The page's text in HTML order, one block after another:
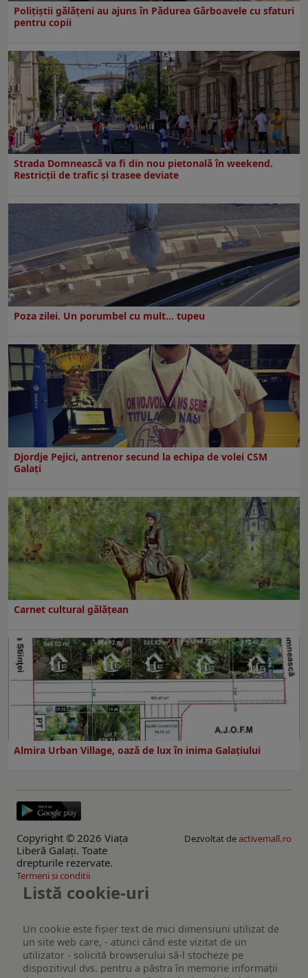
Polițiștii gălățeni au ajuns în Pădurea Gârboavele cu sfaturi
pentru copii
Strada Domnească va fi din nou pietonală în weekend.
Restricţii de trafic şi trasee deviate
Poza zilei. Un porumbel cu mult… tupeu
Djordje Pejici, antrenor secund la echipa de volei CSM
Galați
Carnet cultural gălăţean
Almira Urban Village, oază de lux în inima Galațiului
Copyright © 2026 Viaţa
Liberă Galaţi. Toate
drepturile rezervate.
Dezvoltat deactivemall.ro
Termeni si conditii
Listă cookie-uri
Un cookie este fişier text de mici dimensiuni utilizat de
un site web care, - atunci când este vizitat de un
utilizator - solicită browserului să-l stocheze pe
dispozitivul dvs. pentru a păstra în memorie informații